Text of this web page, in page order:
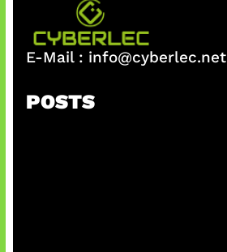
E-Mail : info@cyberlec.net
POSTS